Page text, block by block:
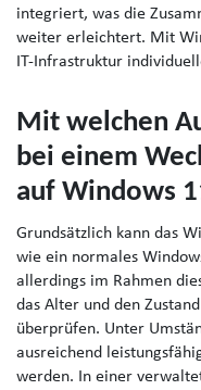
integriert, was die
weiter erleichtert. Mit
IT-Infrastruktur
Mit welchen
bei einem
auf Windows
Grundsätzlich kann das
wie ein normales
allerdings im Rahmen
das Alter und den
überprüfen. Unter
ausreichend
werden. In einer